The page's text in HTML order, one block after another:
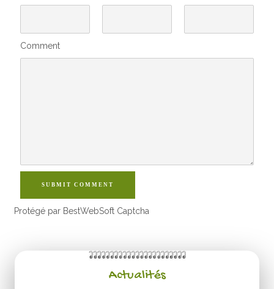
Comment
SUBMIT COMMENT
Protégé par BestWebSoft Captcha
Actualités